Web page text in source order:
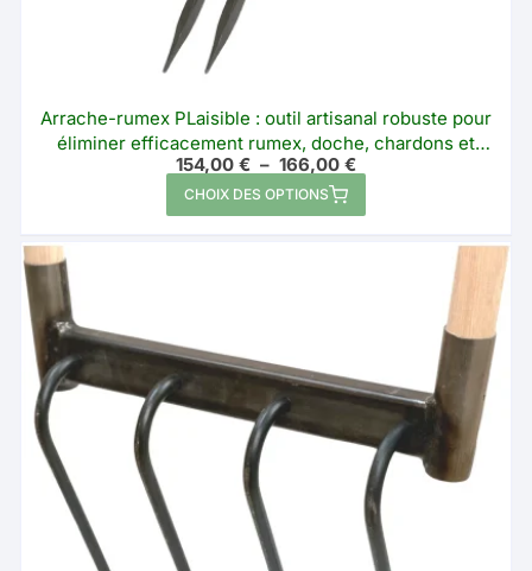
Arrache-rumex PLaisible : outil artisanal robuste pour
éliminer efficacement rumex, doche, chardons et
ronces dans les prairies ou au jardin
154,00 € – 166,00 €Plage
de
154,00 €
CHOIX DES OPTIONS
produit
variations.
peuvent
être
choisies
sur
la
page
du